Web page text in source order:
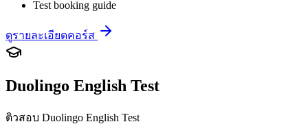
Test booking guide
ดูรายละเอียดคอร์ส
Duolingo English Test
ติวสอบ Duolingo English Test